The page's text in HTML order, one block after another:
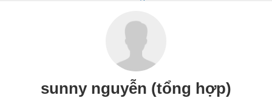
sunny nguyễn (tổng hợp)